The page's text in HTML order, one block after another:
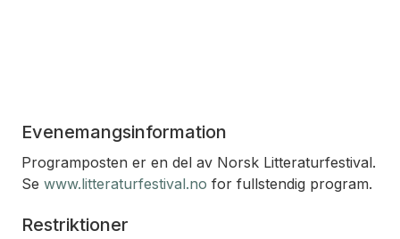
Evenemangsinformation
Programposten er en del av Norsk Litteraturfestival.
Se www.litteraturfestival.no for fullstendig program.
Restriktioner